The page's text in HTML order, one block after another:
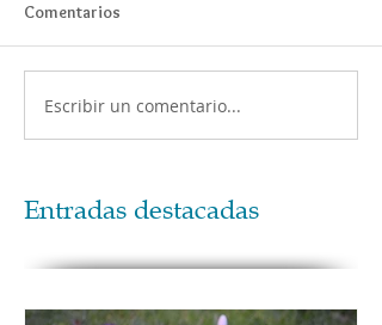
Comentarios
Escribir un comentario...
Entradas destacadas